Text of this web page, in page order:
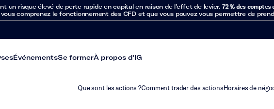
risque élevé de perte rapide en capital en raison de l’effet de levier. 72 % des comptes
vous comprenez le fonctionnement des CFD et que vous pouvez vous permettre de
ÉvénementsSe formerÀ propos d'IG
Que sont les actions ?Comment trader des actionsHoraires de